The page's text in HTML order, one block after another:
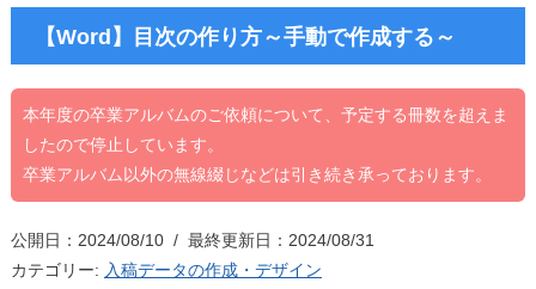
【Word】目次の作り方～手動で作成する～
本年度の卒業アルバムのご依頼について、予定する冊数を超えま
したので停止しています。
卒業アルバム以外の無線綴じなどは引き続き承っております。
公開日：2024/08/10 / 最終更新日：2024/08/31
カテゴリー: 入稿データの作成・デザイン